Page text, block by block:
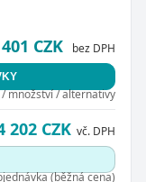
CZK bez DPH
množství / alternativy
202 CZK vč. DPH
(běžná cena)